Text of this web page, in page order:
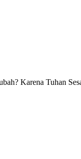
Karena Tuhan